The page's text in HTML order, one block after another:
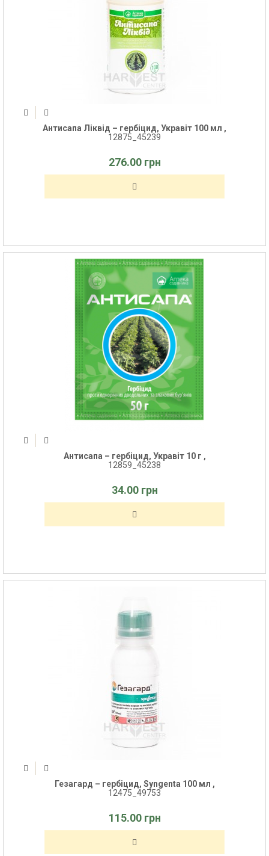
Антисапа Ліквід – гербіцид, Укравіт 100 мл ,
12875_45239
276.00 грн
Антисапа – гербіцид, Укравіт 10 г ,
12859_45238
34.00 грн
Гезагард – гербіцид, Syngenta 100 мл ,
12475_49753
115.00 грн